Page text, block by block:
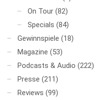
On Tour (82)
Specials (84)
Gewinnspiele (18)
Magazine (53)
Podcasts & Audio (222)
Presse (211)
Reviews (99)